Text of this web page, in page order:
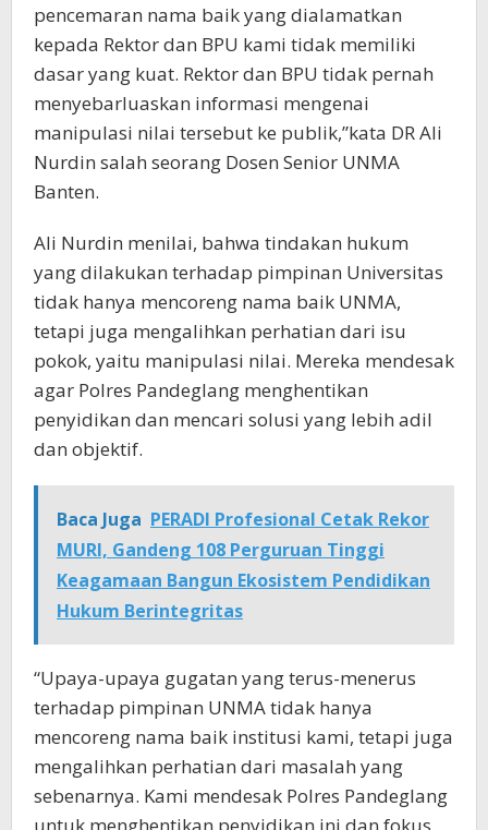
pencemaran nama baik yang dialamatkan
kepada Rektor dan BPU kami tidak memiliki
dasar yang kuat. Rektor dan BPU tidak pernah
menyebarluaskan informasi mengenai
manipulasi nilai tersebut ke publik,”kata DR Ali
Nurdin salah seorang Dosen Senior UNMA
Banten.
Ali Nurdin menilai, bahwa tindakan hukum
yang dilakukan terhadap pimpinan Universitas
tidak hanya mencoreng nama baik UNMA,
tetapi juga mengalihkan perhatian dari isu
pokok, yaitu manipulasi nilai. Mereka mendesak
agar Polres Pandeglang menghentikan
penyidikan dan mencari solusi yang lebih adil
dan objektif.
Baca Juga PERADI Profesional Cetak Rekor
MURI, Gandeng 108 Perguruan Tinggi
Keagamaan Bangun Ekosistem Pendidikan
Hukum Berintegritas
“Upaya-upaya gugatan yang terus-menerus
terhadap pimpinan UNMA tidak hanya
mencoreng nama baik institusi kami, tetapi juga
mengalihkan perhatian dari masalah yang
sebenarnya. Kami mendesak Polres Pandeglang